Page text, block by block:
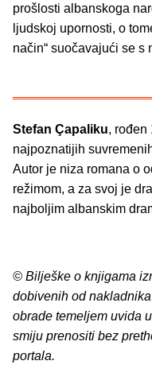
prošlosti albanskoga
ljudskoj upornosti, o
način“ suočavajući se s
Stefan Çapaliku, rođen
najpoznatijih
Autor je niza romana o
režimom, a za svoj je
najboljim albanskim
© Bilješke o knjigama
dobivenih od
obrade temeljem uvida
smiju prenositi bez
portala.